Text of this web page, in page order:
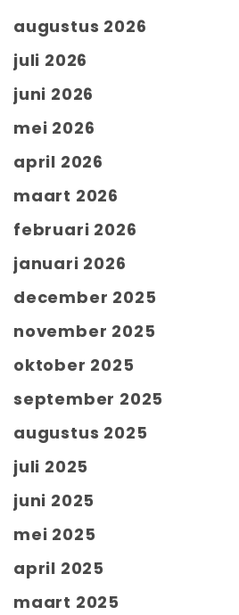
augustus 2026
juli 2026
juni 2026
mei 2026
april 2026
maart 2026
februari 2026
januari 2026
december 2025
november 2025
oktober 2025
september 2025
augustus 2025
juli 2025
juni 2025
mei 2025
april 2025
maart 2025